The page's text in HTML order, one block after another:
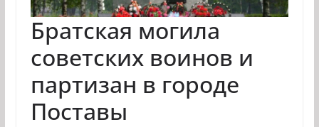
Братская могила
советских воинов и
партизан в городе
Поставы